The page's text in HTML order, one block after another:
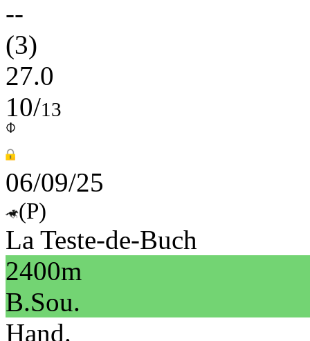
--
(3)
27.0
10/13
06/09/25
(P)
La Teste-de-Buch
2400m
B.Sou.
Hand.